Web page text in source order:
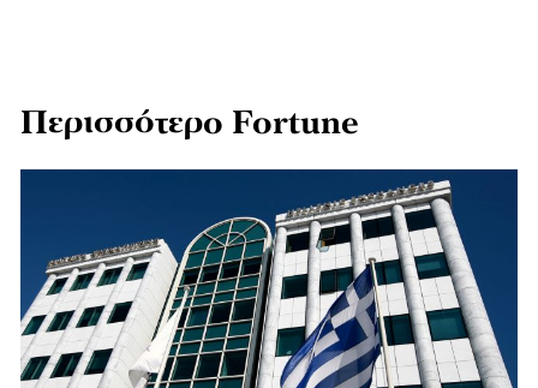
Περισσότερο Fortune